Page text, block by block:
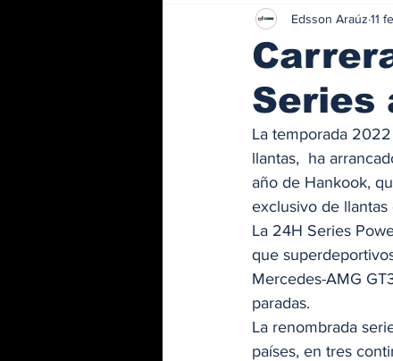
Series
Edsson Araúz 11
La temporada
llantas,  ha
año de Hankook,
exclusivo de
La 24H Series
que
Mercedes-AMG
paradas.
La renombrada
países, en tres